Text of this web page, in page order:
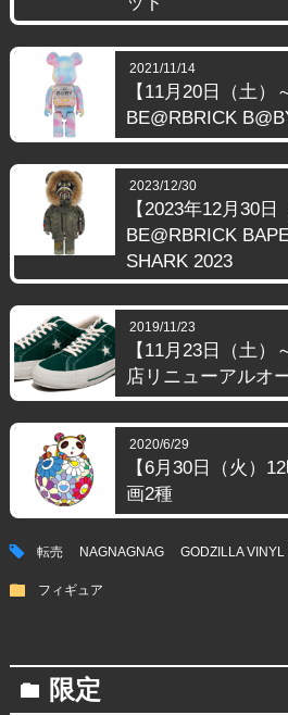
2021/11/14
【11月20日（土）
BE@RBRICK
2023/12/30
【2023年12月30日
BE@RBRICK
SHARK 2023
2019/11/23
【11月23日（土）
店リニューアルオ
2020/6/29
【6月30日（火）
画2種
tag 転売 NAGNAGNAG GODZILLA
folder フィギュア
folder 限定